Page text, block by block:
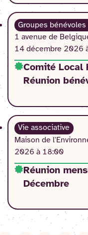
Groupes
1 avenue de
14 décembre 2026
Comité Local
Réunion
Vie associative
Maison de
2026 à 18:00
Réunion
Décembre